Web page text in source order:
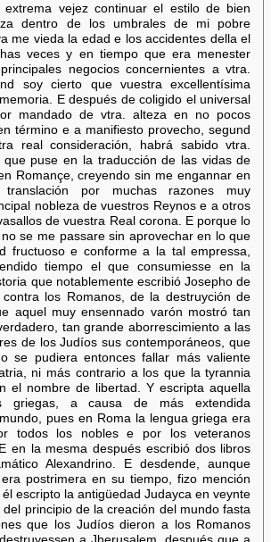
vejez continuar el estilo de bien
dentro de los umbrales de mi pobre
me vieda la edad e los accidentes della el
veces y en tiempo que era menester
negocios concernientes a vtra.
soy cierto que vuestra excellentísima
E después de coligido el universal
mandado de vtra. alteza en no pocos
término e a manifiesto provecho, segund
real consideración, habrá sabido vtra.
que puse en la traducción de las vidas de
Romançe, creyendo sin me engannar en
por muchas razones muy
nobleza de vuestros Reynos e a otros
de vuestra Real corona. E porque lo
se me passare sin aprovechar en lo que
fructuoso e conforme a la tal empressa,
tiempo el que consumiesse en la
que notablemente escribió Josepho de
los Romanos, de la destruyción de
aquel muy ensennado varón mostró tan
tan grande aborrescimiento a las
de los Judíos sus contemporáneos, que
se pudiera entonces fallar más valiente
ni más contrario a los que la tyrannia
el nombre de libertad. Y escripta aquella
griegas, a causa de más extendida
pues en Roma la lengua griega era
todos los nobles e por los veteranos
en la mesma después escribió dos libros
Alexandrino. E desdende, aunque
postrimera en su tiempo, fizo mención
escripto la antigüedad Judayca en veynte
principio de la creación del mundo fasta
que los Judíos dieron a los Romanos